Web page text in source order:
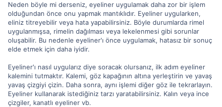
Neden böyle mi derseniz, eyeliner uygulamak daha zor bir işlem
olduğundan önce onu yapmak mantıklıdır. Eyeliner uygularken,
eliniz titreyebilir veya hata yapabilirsiniz. Böyle durumlarda rimel
uygulanmışsa, rimelin dağılması veya lekelenmesi gibi sorunlar
oluşabilir. Bu nedenle eyeliner'ı önce uygulamak, hatasız bir sonuç
elde etmek için daha iyidir.
Eyeliner'ı nasıl uygularız diye soracak olursanız, ilk adım eyeliner
kalemini tutmaktır. Kalemi, göz kapağının altına yerleştirin ve yavaş
yavaş çizgiyi çizin. Daha sonra, aynı işlemi diğer göz ile tekrarlayın.
Eyeliner kullanarak istediğiniz tarzı yaratabilirsiniz. Kalın veya ince
çizgiler, kanatlı eyeliner vb.